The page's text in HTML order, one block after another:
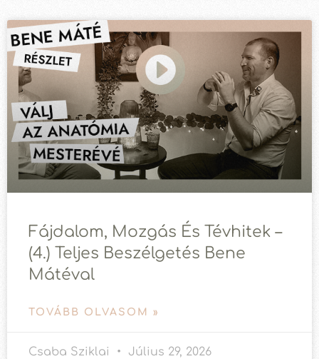
Fájdalom, Mozgás És Tévhitek –
(4.) Teljes Beszélgetés Bene
Mátéval
TOVÁBB OLVASOM »
Csaba Sziklai Július 29, 2026